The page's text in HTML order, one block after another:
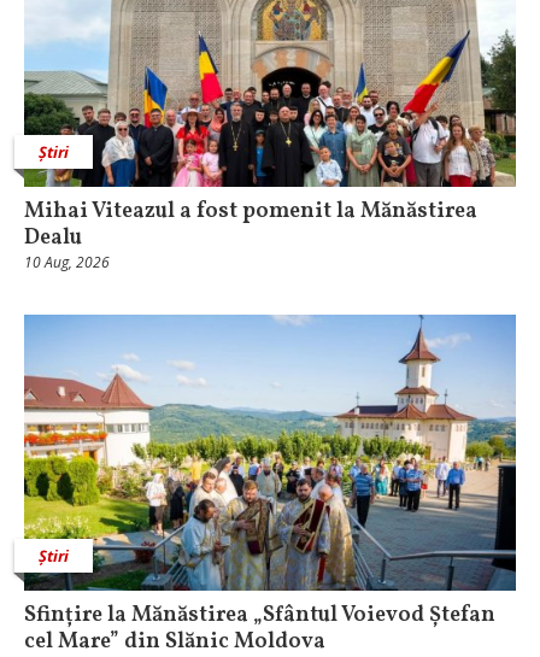
Știri
Mihai Viteazul a fost pomenit la Mănăstirea
Dealu
10 Aug, 2026
Știri
Sfințire la Mănăstirea „Sfântul Voievod Ștefan
cel Mare” din Slănic Moldova